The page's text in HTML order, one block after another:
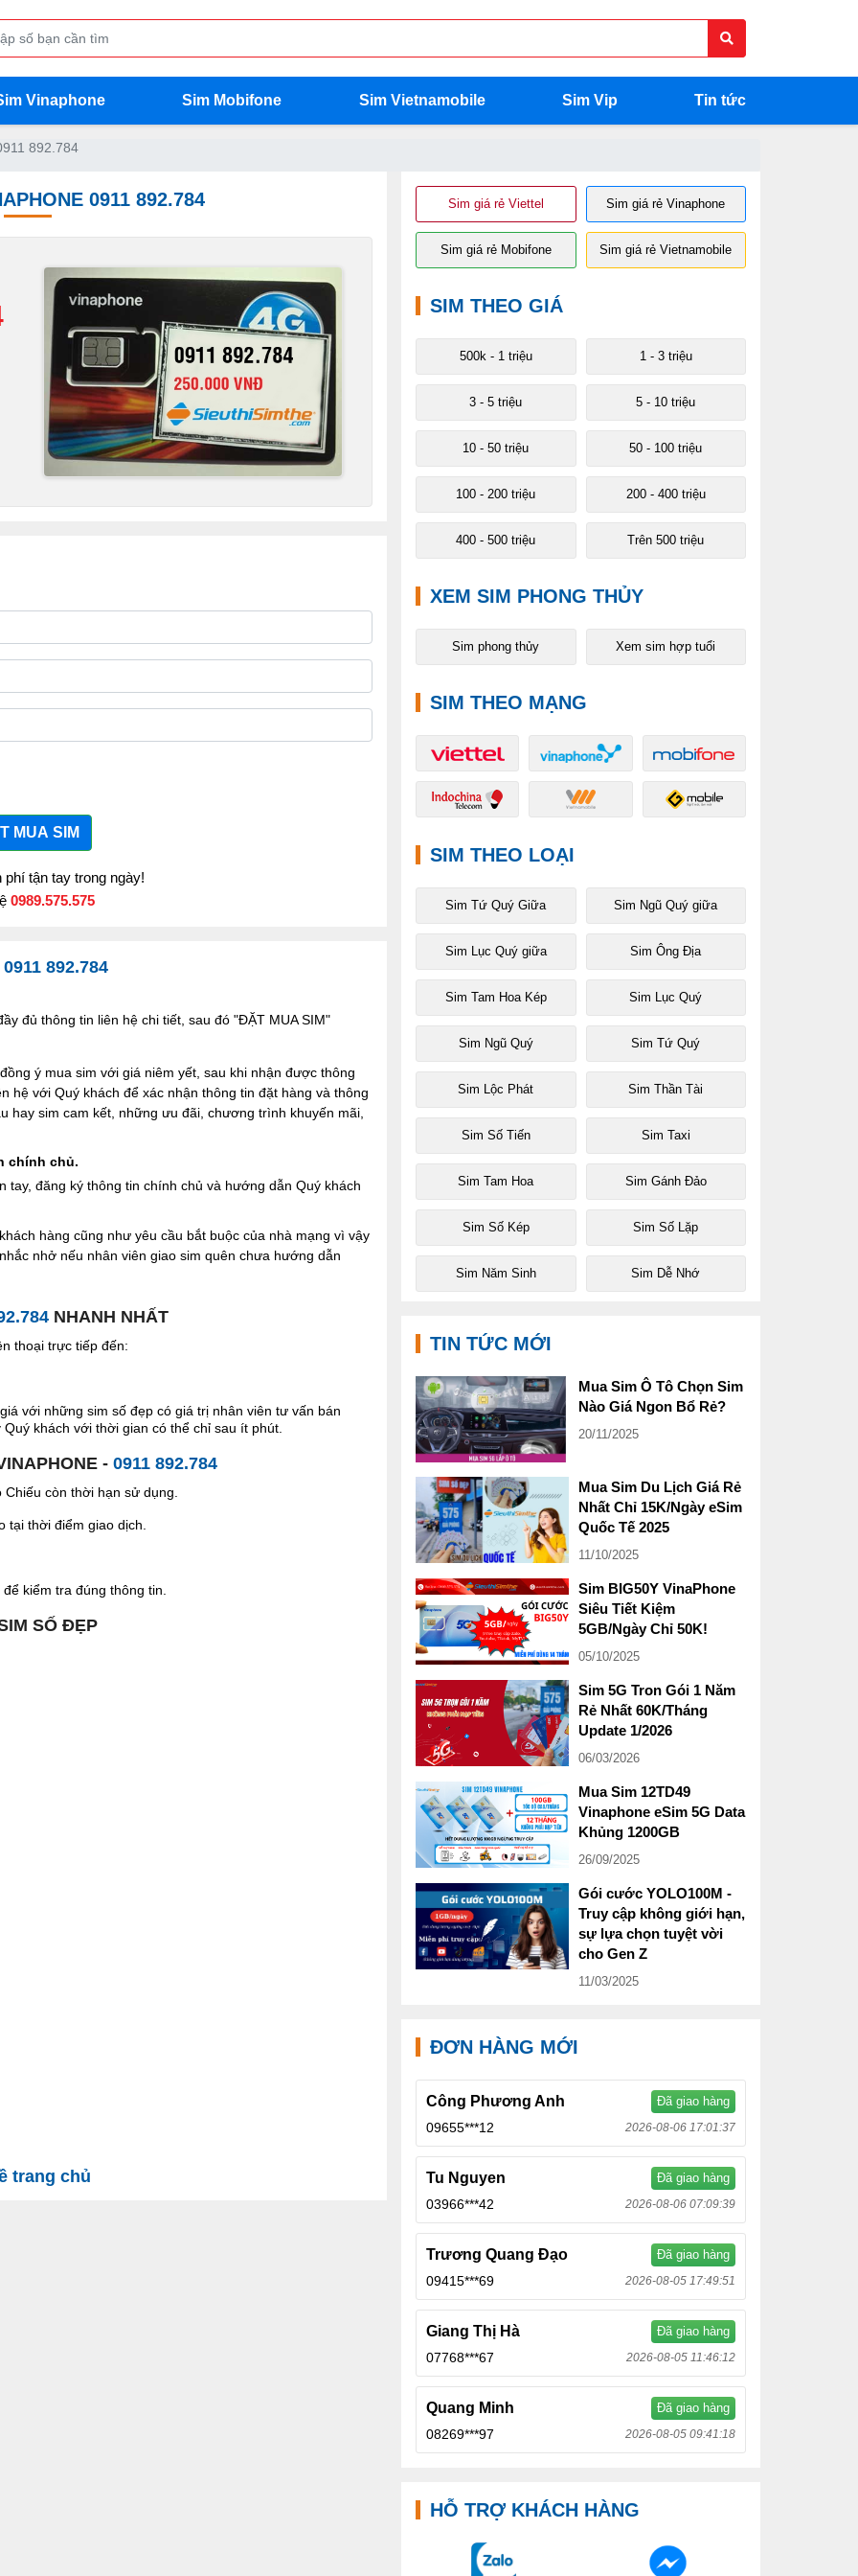
Vinaphone Sim Mobifone Sim Vietnamobile Sim Vip Tin tức
892.784
0911 892.784
MUA SIM
tận tay trong ngày!
0989.575.575
0911 892.784
đủ thông tin liên hệ chi tiết, sau đó "ĐẶT MUA SIM"
ý mua sim với giá niêm yết, sau khi nhận được thông
hệ với Quý khách để xác nhận thông tin đặt hàng và thông
hay sim cam kết, những ưu đãi, chương trình khuyến mãi,
chính chủ.
tay, đăng ký thông tin chính chủ và hướng dẫn Quý khách
hàng cũng như yêu cầu bắt buộc của nhà mạng vì vậy
nhở nếu nhân viên giao sim quên chưa hướng dẫn
NHANH NHẤT
thoại trực tiếp đến:
với những sim số đẹp có giá trị nhân viên tư vấn bán
khách với thời gian có thể chỉ sau ít phút.
- 0911 892.784
còn thời hạn sử dụng.
tại thời điểm giao dịch.
kiểm tra đúng thông tin.
SỐ ĐẸP
trang chủ
Sim giá rẻ Viettel Sim giá rẻ Vinaphone
Sim giá rẻ Mobifone Sim giá rẻ Vietnamobile
SIM THEO GIÁ
500k - 1 triệu 1 - 3 triệu
3 - 5 triệu 5 - 10 triệu
10 - 50 triệu 50 - 100 triệu
100 - 200 triệu 200 - 400 triệu
400 - 500 triệu Trên 500 triệu
XEM SIM PHONG THỦY
Sim phong thủy Xem sim hợp tuổi
SIM THEO MẠNG
SIM THEO LOẠI
Sim Tứ Quý Giữa Sim Ngũ Quý giữa
Sim Lục Quý giữa Sim Ông Địa
Sim Tam Hoa Kép Sim Lục Quý
Sim Ngũ Quý Sim Tứ Quý
Sim Lộc Phát Sim Thần Tài
Sim Số Tiến Sim Taxi
Sim Tam Hoa Sim Gánh Đảo
Sim Số Kép Sim Số Lặp
Sim Năm Sinh Sim Dễ Nhớ
TIN TỨC MỚI
Mua Sim Ô Tô Chọn Sim
Nào Giá Ngon Bổ Rẻ?
20/11/2025
Mua Sim Du Lịch Giá Rẻ
Nhất Chỉ 15K/Ngày eSim
Quốc Tế 2025
11/10/2025
Sim BIG50Y VinaPhone
Siêu Tiết Kiệm
5GB/Ngày Chỉ 50K!
05/10/2025
Sim 5G Tron Gói 1 Năm
Rẻ Nhất 60K/Tháng
Update 1/2026
06/03/2026
Mua Sim 12TD49
Vinaphone eSim 5G Data
Khủng 1200GB
26/09/2025
Gói cước YOLO100M -
Truy cập không giới hạn,
sự lựa chọn tuyệt vời
cho Gen Z
11/03/2025
ĐƠN HÀNG MỚI
Công Phương Anh Đã giao hàng
09655***12 2026-08-06 17:01:37
Tu Nguyen Đã giao hàng
03966***42 2026-08-06 07:09:39
Trương Quang Đạo Đã giao hàng
09415***69 2026-08-05 17:49:51
Giang Thị Hà Đã giao hàng
07768***67 2026-08-05 11:46:12
Quang Minh Đã giao hàng
08269***97 2026-08-05 09:41:18
HỖ TRỢ KHÁCH HÀNG